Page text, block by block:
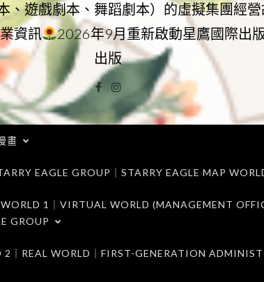
、遊戲劇本、舞蹈劇本）的虛擬集團經
資訊
2026年9月重新啟動星鷹國際出
出版
Facebook
Instagram
畫
EAGLE GROUP｜STARRY EAGLE MAP
1｜VIRTUAL WORLD (MANAGEMENT
GROUP
2｜REAL WORLD｜FIRST-GENERATION